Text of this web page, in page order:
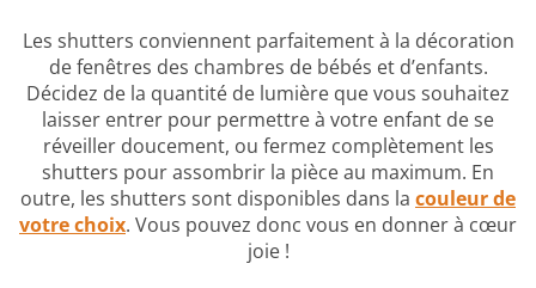
Les shutters conviennent parfaitement à la décoration
de fenêtres des chambres de bébés et d’enfants.
Décidez de la quantité de lumière que vous souhaitez
laisser entrer pour permettre à votre enfant de se
réveiller doucement, ou fermez complètement les
shutters pour assombrir la pièce au maximum. En
outre, les shutters sont disponibles dans la couleur de
votre choix. Vous pouvez donc vous en donner à cœur
joie !